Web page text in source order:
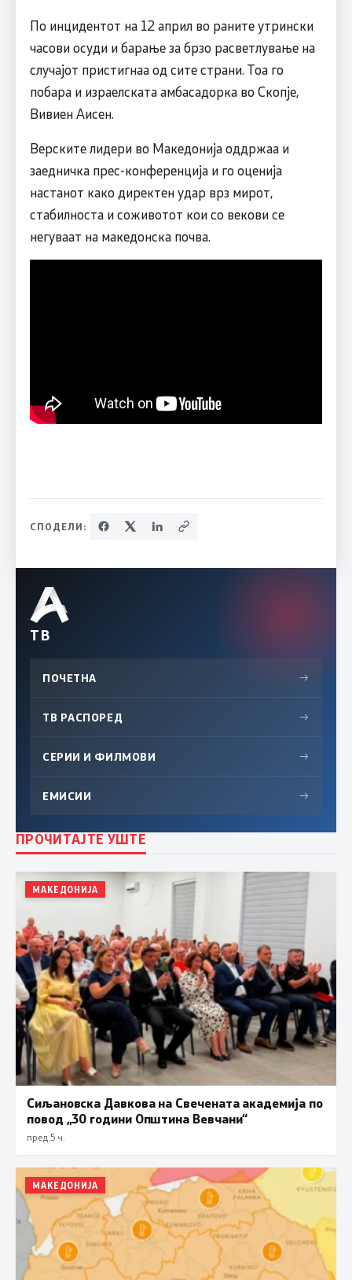
По инцидентот на 12 април во раните утрински
часови осуди и барање за брзо расветлување на
случајот пристигнаа од сите страни. Тоа го
побара и израелската амбасадорка во Скопје,
Вивиен Аисен.
Верските лидери во Македонија оддржаа и
заедничка прес-конференција и го оценија
настанот како директен удар врз мирот,
стабилноста и соживотот кои со векови се
негуваат на македонска почва.
СПОДЕЛИ:
ТВ
ПОЧЕТНА →
ТВ РАСПОРЕД →
СЕРИИ И ФИЛМОВИ →
ЕМИСИИ →
ПРОЧИТАЈТЕ УШТЕ
МАКЕДОНИЈА
Сиљановска Давкова на Свечената академија по
повод „30 години Општина Вевчани“
пред 5 ч.
МАКЕДОНИЈА